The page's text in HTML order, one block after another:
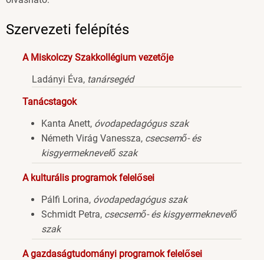
Szervezeti felépítés
A Miskolczy Szakkollégium vezetője
Ladányi Éva, tanársegéd
Tanácstagok
Kanta Anett, óvodapedagógus szak
Németh Virág Vanessza, csecsemő- és
kisgyermeknevelő szak
A kulturális programok felelősei
Pálfi Lorina, óvodapedagógus szak
Schmidt Petra, csecsemő- és kisgyermeknevelő
szak
A gazdaságtudományi programok felelősei